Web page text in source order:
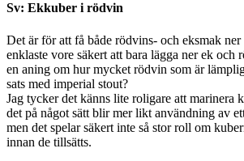
Sv: Ekkuber i rödvin
Det är för att få både rödvins- och eksmak ner
enklaste vore säkert att bara lägga ner ek och
en aning om hur mycket rödvin som är
sats med imperial stout?
Jag tycker det känns lite roligare att marinera
det på något sätt blir mer likt användning av
men det spelar säkert inte så stor roll om
innan de tillsätts.